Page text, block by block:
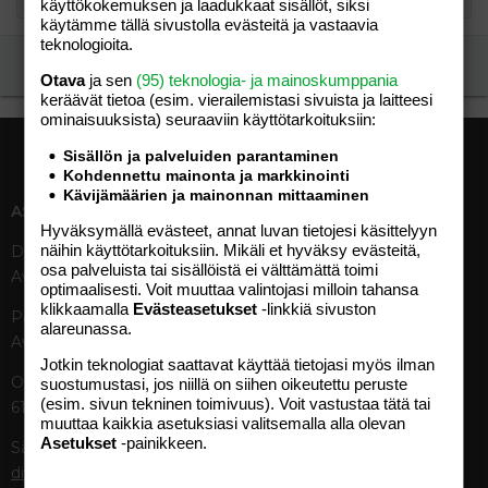
ASIAKASPALVELU
Digipalvelut (09) 156 6227
Avoinna ma–pe 8–19
Painettu lehti (09) 156 665
Avoinna ma–pe 8–19
Otavamedian vaihde (09) 156
61
Sähköposti (digi)
digi@otavamedia.fi
Tekniset tiedot, aikataulut ja
ilmoitushinnat
Tietoa verkon kävijöistä
Käyttöehdot
TUOTTEET
käyttökokemuksen ja laadukkaat sisällöt, siksi
käytämme tällä sivustolla evästeitä ja vastaavia
teknologioita.
Otavaja sen (95) teknologia- ja mainoskumppania
keräävät tietoa (esim. vierailemis­tasi sivuista ja laitteesi
ominaisuuk­sista) seuraaviin käyttötarkoituksiin:
Sisällön ja palveluiden parantaminen
Kohdennettu mainonta ja markkinointi
Kävijämäärien ja mainonnan mittaaminen
Hyväksymällä evästeet, annat luvan tietojesi käsittelyyn
näihin käyttötarkoituksiin. Mikäli et hyväksy evästeitä,
osa palveluista tai sisällöistä ei välttämättä toimi
optimaalisesti. Voit muuttaa valintojasi milloin tahansa
klikkaamalla Evästeasetukset -linkkiä sivuston
alareunassa.
Jotkin teknologiat saattavat käyttää tietojasi myös ilman
suostumustasi, jos niillä on siihen oikeutettu peruste
(esim. sivun tekninen toimivuus). Voit vastustaa tätä tai
muuttaa kaikkia asetuksiasi valitsemalla alla olevan
Asetukset -painikkeen.